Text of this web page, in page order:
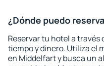
¿Dónde puedo
Reservar tu hotel a través
tiempo y dinero. Utiliza el
en Middelfart y busca un